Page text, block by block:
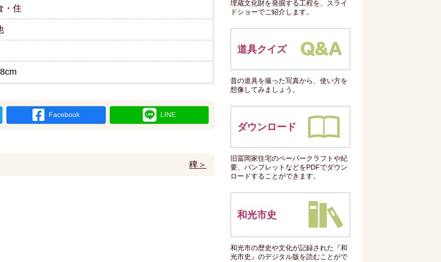
・住
Facebook LINE
稗＞
埋蔵文化財を発掘する工程を、スライ
ドショーでご紹介します。
道具クイズ
昔の道具を撮った写真から、使い方を
想像してみましょう。
ダウンロード
旧冨岡家住宅のペーパークラフトや紀
要、パンフレットなどをPDFでダウン
ロードすることができます。
和光市史
和光市の歴史や文化が記録された『和
光市史』のデジタル版を読むことがで